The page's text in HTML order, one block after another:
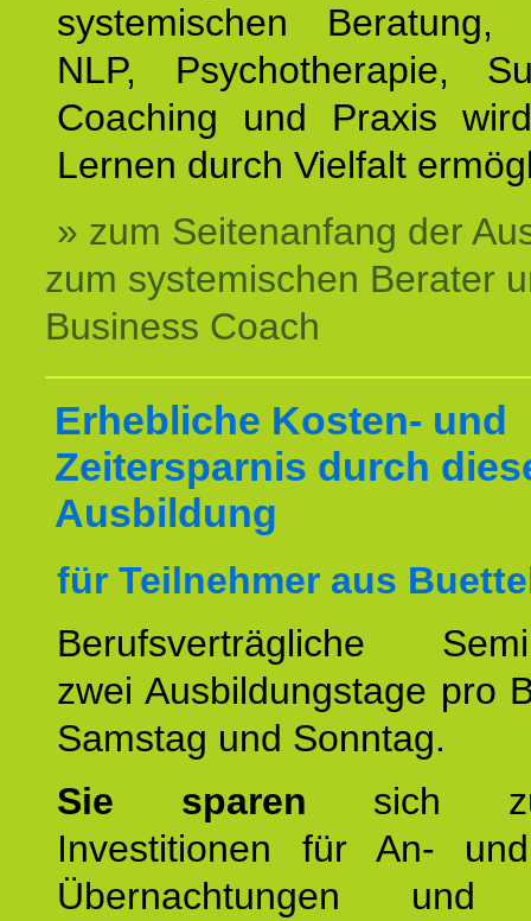
systemischen Beratung,
NLP, Psychotherapie,
Coaching und Praxis
Lernen durch Vielfalt
» zum Seitenanfang der
zum systemischen Berater
Business Coach
Erhebliche Kosten- und
Zeitersparnis durch
Ausbildung
für Teilnehmer aus
Berufsverträgliche
zwei Ausbildungstage pro
Samstag und Sonntag.
Sie sparen sich
Investitionen für An-
Übernachtungen und